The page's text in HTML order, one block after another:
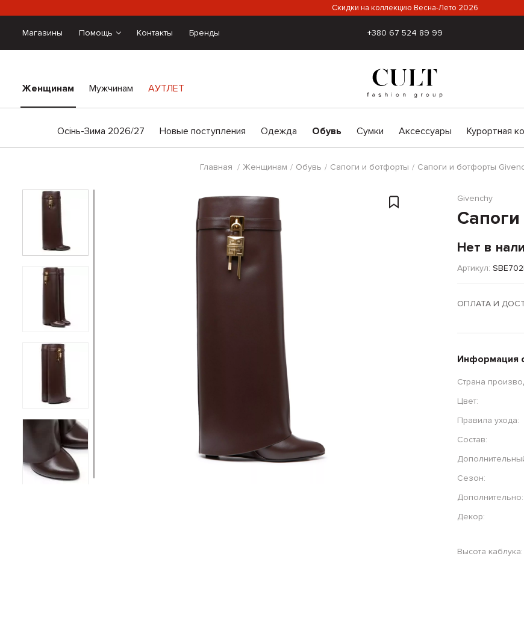
Скидки на коллекцию Весна-Лето 2026
Магазины Помощь Контакты Бренды +380 67 524 89 99
Женщинам
Осінь-Зима 2026/27 Новые поступления Одежда Обувь Сумки Аксессуары Курортная
Мужчинам АУТЛЕТ
Главная Женщинам Обувь Сапоги и ботфорты Сапоги и ботфорты
Givenchy
Нет в
Артикул:
ОПЛАТА И
Информация
Страна
Цвет:
Правила ухода:
Состав:
Сезон:
Дополнительно:
Декор:
Высота каблука: